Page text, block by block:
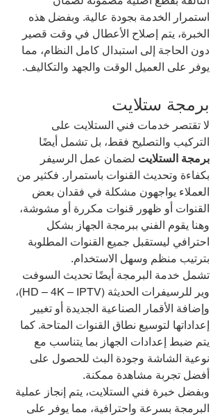
استمرار الخدمة بجودة عالية. وبفضل هذه
الخبرة، يتم إصلاح الأعطال في وقت قصير
دون الحاجة إلى استبدال كامل النظام، مما
يوفر على العميل الوقت والجهد والتكاليف.
برمجة ستلايت
لا تقتصر خدمات فني الستلايت على
التركيب والتصليح فقط، بل تشمل أيضًا
برمجة الستلايت لضمان عمل الرسيفر
بكفاءة وتحديث القنوات باستمرار. فكثير من
العملاء يواجهون مشكلة في فقدان بعض
القنوات أو ظهور قنوات مكررة أو مشوشة،
وهنا يقوم الفني ببرمجة الجهاز بشكل
احترافي ليستقبل جميع القنوات المطلوبة
بترتيب منظم وسهل الاستخدام.
تشمل خدمة البرمجة أيضًا تحديث السوفت
وير للرسيفرات الحديثة (HD – 4K – IPTV)،
وإضافة الأقمار الصناعية الجديدة أو تغيير
إعداداتها لتوسيع نطاق القنوات المتاحة. كما
يتم ضبط إعدادات الجهاز بما يتناسب مع
نوعية الشاشة وجودة البث للحصول على
أفضل تجربة مشاهدة ممكنة.
وبفضل خبرة فني الستلايت، يتم إنجاز عملية
البرمجة بسرعة واحترافية، مما يوفر على